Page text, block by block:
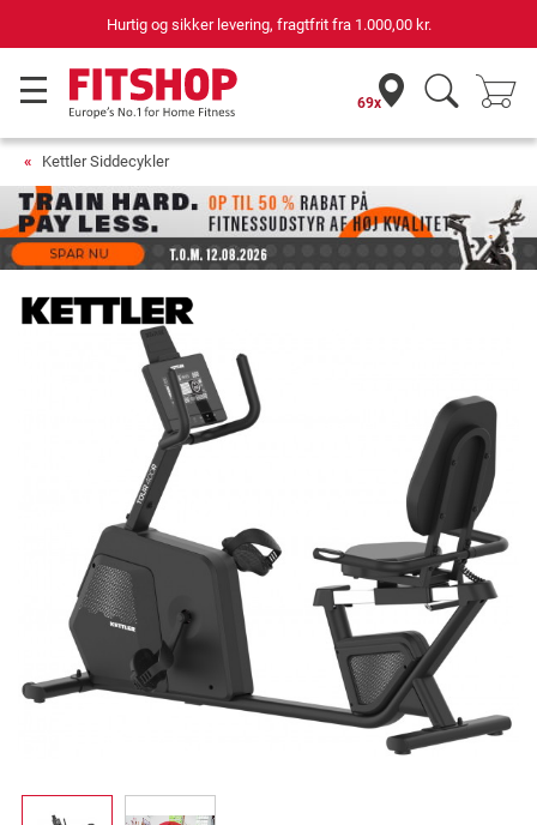
1.000,00 kr. 69 butikker med 75
69x
Kettler Siddecykler